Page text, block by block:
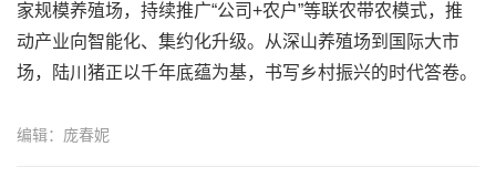
家规模养殖场，持续推广“公司+农户”等联农带农模式，推
动产业向智能化、集约化升级。从深山养殖场到国际大市
场，陆川猪正以千年底蕴为基，书写乡村振兴的时代答卷。
编辑：庞春妮